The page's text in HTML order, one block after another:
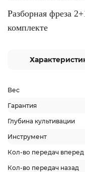
Разборная фреза
комплекте
Вес
Гарантия
Глубина культивации
Инструмент
Кол-во передач вперед
Кол-во передач назад